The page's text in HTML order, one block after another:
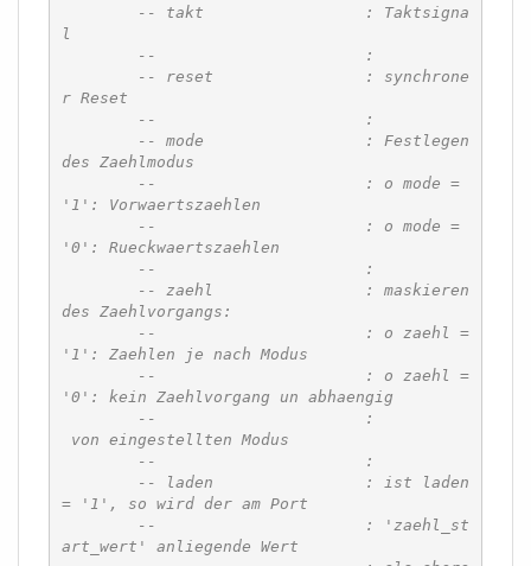
-- takt			: Taktsigna
l
--			:
-- reset		: synchrone
r Reset
--			:
-- mode			: Festlegen
des Zaehlmodus
--			: o mode =
'1': Vorwaertszaehlen
--			: o mode =
'0': Rueckwaertszaehlen
--			:
-- zaehl		: maskieren
des Zaehlvorgangs:
--			: o zaehl =
'1': Zaehlen je nach Modus
--			: o zaehl =
'0': kein Zaehlvorgang un abhaengig
--			:
von eingestellten Modus
--			:
-- laden		: ist laden
= '1', so wird der am Port
--			: 'zaehl_st
art_wert' anliegende Wert